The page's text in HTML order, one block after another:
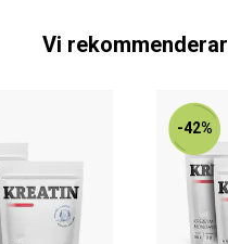
Vi rekommenderar
-42%